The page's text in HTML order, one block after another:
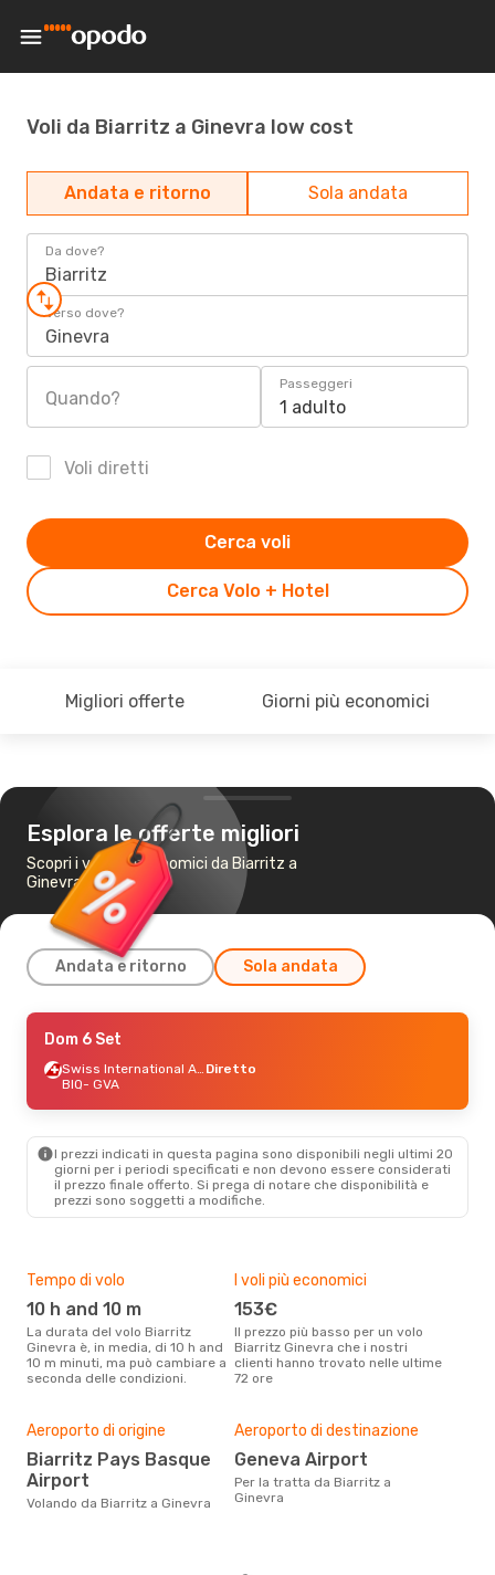
Voli da Biarritz a Ginevra low cost
Andata e ritorno Sola andata
Da dove?
Biarritz
Verso dove?
Ginevra
Quando?
Passeggeri
1 adulto
Voli diretti
Cerca Volo + Hotel
Cerca voli
Migliori offerte Giorni più economici
Esplora le offerte migliori
Scopri i voli più economici da Biarritz a
Ginevra
Andata e ritorno Sola andata
Gio 27 Ago
Swiss International Air Lines
Diretto
Swiss International Air Lines
- BIQ
Dom 6 Set
Swiss International Air Lines Diretto
BIQ- GVA
I prezzi indicati in questa pagina sono disponibili negli ultimi 20
giorni per i periodi specificati e non devono essere considerati
il ​​prezzo finale offerto. Si prega di notare che disponibilità e
prezzi sono soggetti a modifiche.
Tempo di volo
10 h and 10 m
La durata del volo Biarritz
Ginevra è, in media, di 10 h and
10 m minuti, ma può cambiare a
seconda delle condizioni.
I voli più economici
153€
Il prezzo più basso per un volo
Biarritz Ginevra che i nostri
clienti hanno trovato nelle ultime
72 ore
Aeroporto di origine
Biarritz Pays Basque
Airport
Volando da Biarritz a Ginevra
Aeroporto di destinazione
Geneva Airport
Per la tratta da Biarritz a
Ginevra